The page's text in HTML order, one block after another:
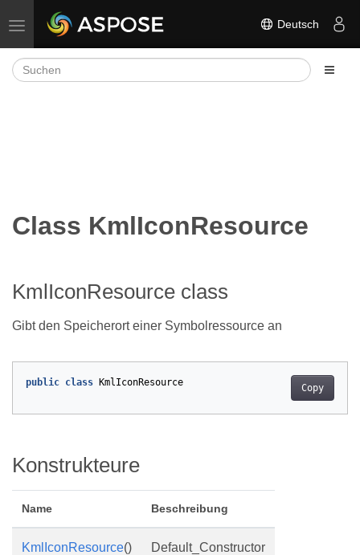
Navigation umschalten Deutsch
Class KmlIconResource
KmlIconResource class
Gibt den Speicherort einer Symbolressource an
Copy
public class KmlIconResource
Konstrukteure
Name Beschreibung
KmlIconResource() Default_Constructor